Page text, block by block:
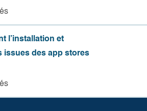
l’installation et
issues des app stores